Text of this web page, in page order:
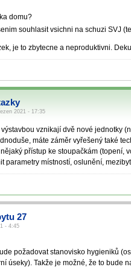
domu?
souhlasit vsichni na schuzi SVJ
je to zbytecne a neproduktivni­.
2021 - 17:35
vznikají dvě nové jednotky
máte záměr vyřešený také
přístup ke stoupačkám
parametry místností, oslunění,
27
- 4:45
požadovat stanovisko hygieniků
úseky). Takže je možné, že to bude